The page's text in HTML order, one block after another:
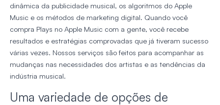
dinâmica da publicidade musical, os algoritmos do Apple
Music e os métodos de marketing digital. Quando você
compra Plays no Apple Music com a gente, você recebe
resultados e estratégias comprovadas que já tiveram sucesso
várias vezes. Nossos serviços são feitos para acompanhar as
mudanças nas necessidades dos artistas e as tendências da
indústria musical.
Uma variedade de opções de